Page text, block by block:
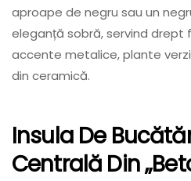
aproape de negru sau un
eleganță sobră, servind
accente metalice, plante
din ceramică.
Insula De
Centrală Din